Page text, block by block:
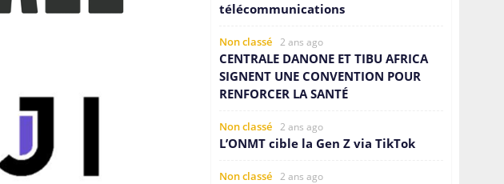
télécommunications
Non classé 2 ans ago
CENTRALE DANONE ET TIBU AFRICA
SIGNENT UNE CONVENTION POUR
RENFORCER LA SANTÉ
Non classé 2 ans ago
L’ONMT cible la Gen Z via TikTok
Non classé 2 ans ago